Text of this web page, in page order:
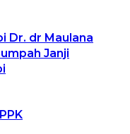
Dr. dr Maulana
Janji